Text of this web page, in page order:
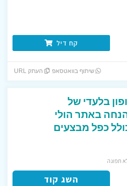
קח דיל
שיתוף בוואטסאפ העתק URL
בלעדי של
הנחה באתר הולי
כפל מבצעים
תפוגה
השג קוד